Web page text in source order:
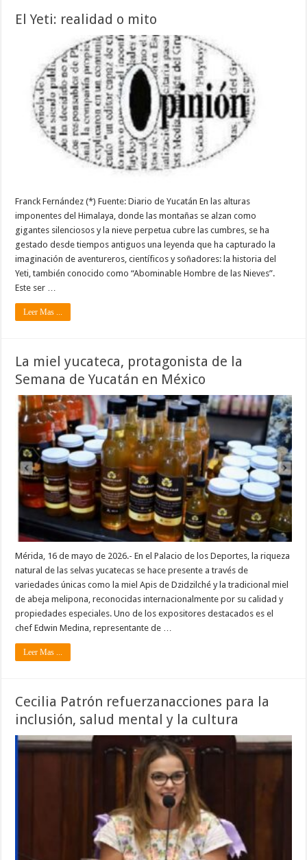
El Yeti: realidad o mito
Franck Fernández (*) Fuente: Diario de Yucatán En las alturas
imponentes del Himalaya, donde las montañas se alzan como
gigantes silenciosos y la nieve perpetua cubre las cumbres, se ha
gestado desde tiempos antiguos una leyenda que ha capturado la
imaginación de aventureros, científicos y soñadores: la historia del
Yeti, también conocido como “Abominable Hombre de las Nieves”.
Este ser …
Leer Mas ...
La miel yucateca, protagonista de la
Semana de Yucatán en México
Mérida, 16 de mayo de 2026.- En el Palacio de los Deportes, la riqueza
natural de las selvas yucatecas se hace presente a través de
variedades únicas como la miel Apis de Dzidzilché y la tradicional miel
de abeja melipona, reconocidas internacionalmente por su calidad y
propiedades especiales. Uno de los expositores destacados es el
chef Edwin Medina, representante de …
Leer Mas ...
Cecilia Patrón refuerzanacciones para la
inclusión, salud mental y la cultura